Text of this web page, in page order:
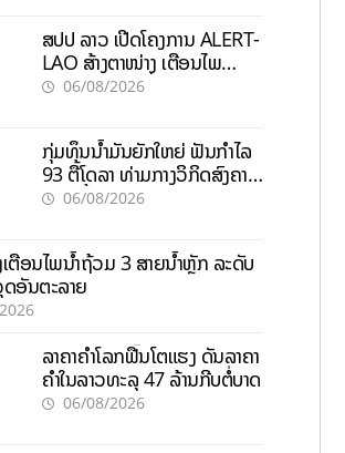
ສປປ ລາວ ເປີດໂຄງການ ALERT-
LAO ສ້າງຕາໜ່າງ ເຕືອນໄພ
ພະຍາດລະບາດທົ່ວປະເທດ
06/08/2026
ກຸ່ມທຶນນ້ຳມັນຍັກໃຫຍ່ ຟັນກຳໄລ
93 ຕື້ໂດລາ ທ່າມກາງວິກິດສົງຄາມ
ລາຄານໍ້າມັນແພງ
06/08/2026
ຕືອນໄພນໍ້າຖ້ວມ 3 ສາຍນໍ້າຫຼັກ ລະດັບ
ດອັນຕະລາຍ
ລາຄາຄຳໂລກຟື້ນໂຕແຮງ ດັນລາຄາ
ຄຳໃນລາວທະລຸ 47 ລ້ານກີບຕໍ່ບາດ
06/08/2026